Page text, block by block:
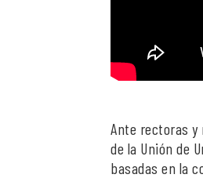
Ante rectoras y
de la Unión de
basadas en la